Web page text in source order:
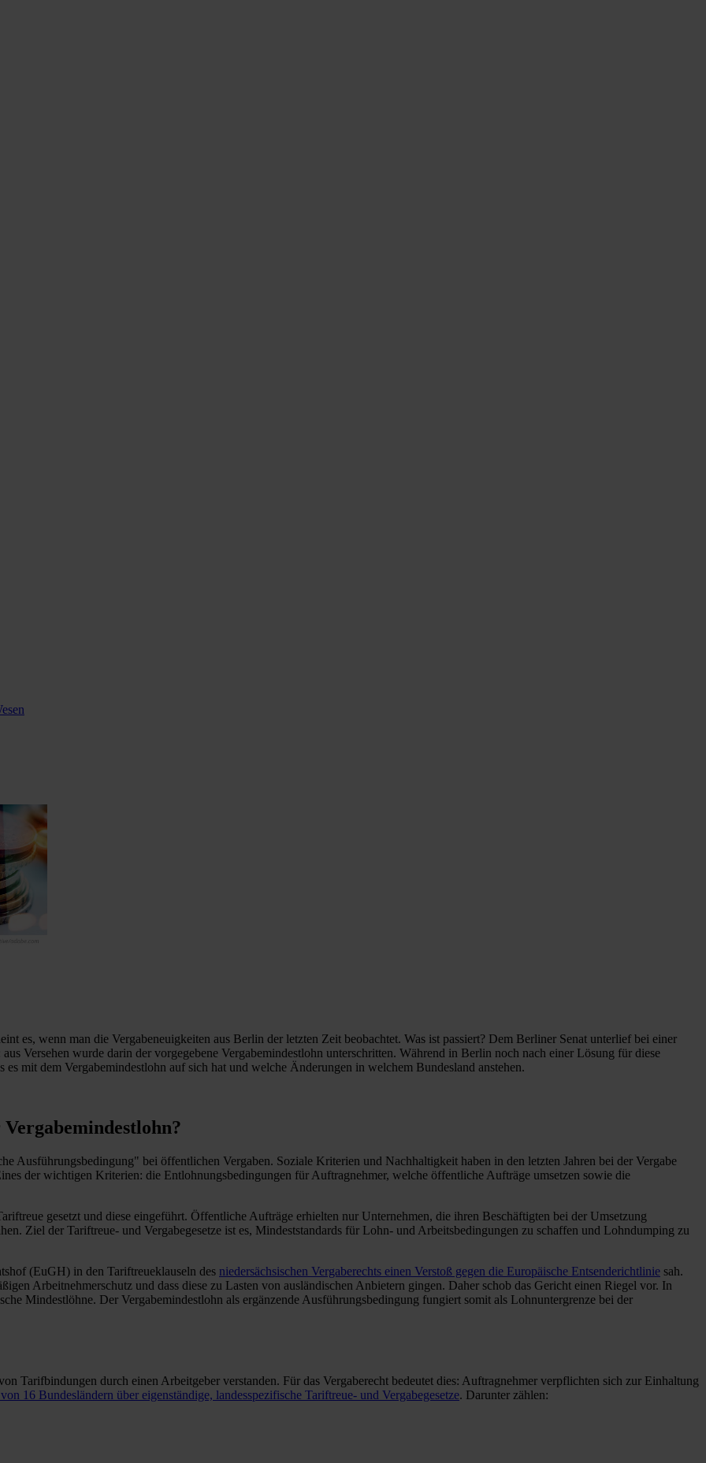
es, wenn man die Vergabeneuigkeiten aus Berlin der letzten Zeit beobachtet. Was ist passiert? Dem Berliner Senat unterlief bei einer
Versehen wurde darin der vorgegebene Vergabemindestlohn unterschritten. Während in Berlin noch nach einer Lösung für diese
mit dem Vergabemindestlohn auf sich hat und welche Änderungen in welchem Bundesland anstehen.
Ausführungsbedingung" bei öffentlichen Vergaben. Soziale Kriterien und Nachhaltigkeit haben in den letzten Jahren bei der Vergabe
der wichtigen Kriterien: die Entlohnungsbedingungen für Auftragnehmer, welche öffentliche Aufträge umsetzen sowie die
gesetzt und diese eingeführt. Öffentliche Aufträge erhielten nur Unternehmen, die ihren Beschäftigten bei der Umsetzung
Ziel der Tariftreue- und Vergabegesetze ist es, Mindeststandards für Lohn- und Arbeitsbedingungen zu schaffen und Lohndumping zu
(EuGH) in den Tariftreueklauseln des niedersächsischen Vergaberechts einen Verstoß gegen die Europäische Entsenderichtlinie sah.
Arbeitnehmerschutz und dass diese zu Lasten von ausländischen Anbietern gingen. Daher schob das Gericht einen Riegel vor. In
Mindestlöhne. Der Vergabemindestlohn als ergänzende Ausführungsbedingung fungiert somit als Lohnuntergrenze bei der
Tarifbindungen durch einen Arbeitgeber verstanden. Für das Vergaberecht bedeutet dies: Auftragnehmer verpflichten sich zur Einhaltung
16 Bundesländern über eigenständige, landesspezifische Tariftreue- und Vergabegesetze. Darunter zählen: